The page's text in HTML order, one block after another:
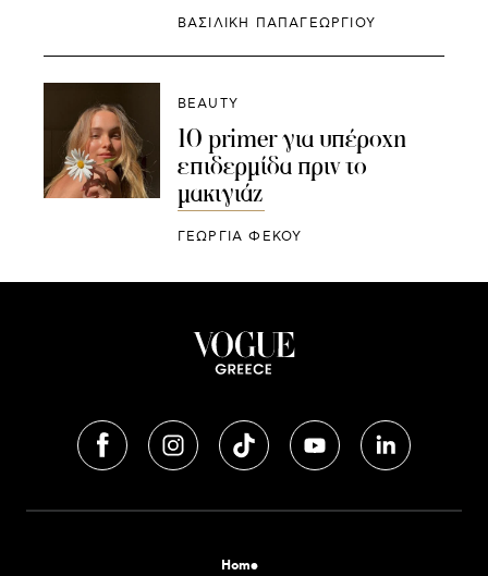
ΒΑΣΙΛΙΚΗ ΠΑΠΑΓΕΩΡΓΙΟΥ
BEAUTY
10 primer για υπέροχη
επιδερμίδα πριν το
μακιγιάζ
ΓΕΩΡΓΙΑ ΦΕΚΟΥ
Home